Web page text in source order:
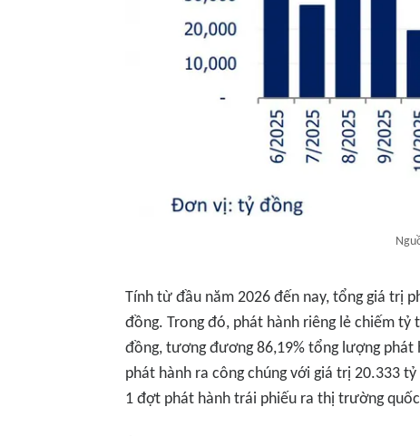
Tính từ đầu năm 2026 đến nay, tổng giá trị
đồng. Trong đó, phát hành riêng lẻ chiếm
đồng, tương đương 86,19% tổng lượng
phát hành ra công chúng với giá trị 20.333
1 đợt phát hành trái phiếu ra thị trường